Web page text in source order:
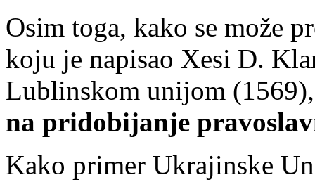
Osim toga, kako se može
koju je napisao Xesi D.
Lublinskom unijom
na pridobijanje
Kako primer Ukrajinske